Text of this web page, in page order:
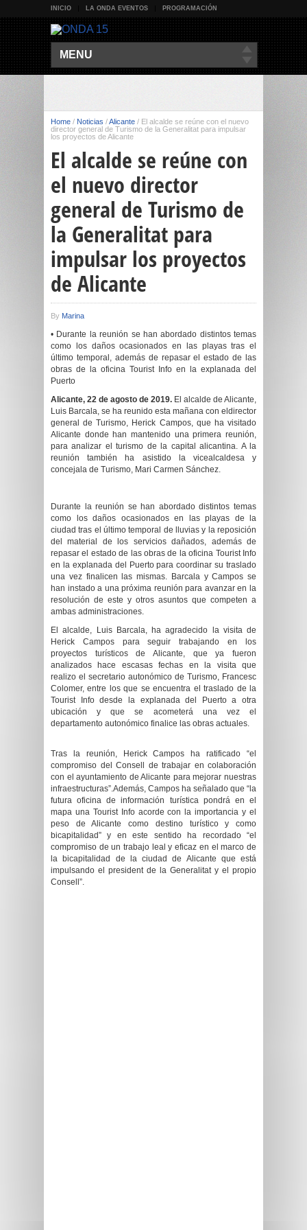
INICIO LA ONDA EVENTOS PROGRAMACIÓN
MENU
Home / Noticias /Alicante / El alcalde se reúne con el nuevo
director general de Turismo de la Generalitat para impulsar
los proyectos de Alicante
El alcalde se reúne con
el nuevo director
general de Turismo de
la Generalitat para
impulsar los proyectos
de Alicante
By Marina
• Durante la reunión se han abordado distintos temas
como los daños ocasionados en las playas tras el
último temporal, además de repasar el estado de las
obras de la oficina Tourist Info en la explanada del
Puerto
Alicante, 22 de agosto de 2019. El alcalde de Alicante,
Luis Barcala, se ha reunido esta mañana con el director
general de Turismo, Herick Campos, que ha visitado
Alicante donde han mantenido una primera reunión,
para analizar el turismo de la capital alicantina. A la
reunión también ha asistido la vicealcaldesa y
concejala de Turismo, Mari Carmen Sánchez.
Durante la reunión se han abordado distintos temas
como los daños ocasionados en las playas de la
ciudad tras el último temporal de lluvias y la reposición
del material de los servicios dañados, además de
repasar el estado de las obras de la oficina Tourist Info
en la explanada del Puerto para coordinar su traslado
una vez finalicen las mismas. Barcala y Campos se
han instado a una próxima reunión para avanzar en la
resolución de este y otros asuntos que competen a
ambas administraciones.
E l alcalde, Luis Barcala, ha agradecido la visita de
Herick Campos para seguir trabajando en los
proyectos turísticos de Alicante, que ya fueron
analizados hace escasas fechas en la visita que
realizo el secretario autonómico de Turismo, Francesc
Colomer, entre los que se encuentra el traslado de la
Tourist Info desde la explanada del Puerto a otra
ubicación y que se acometerá una vez el
departamento autonómico finalice las obras actuales.
Tras la reunión, Herick Campos ha ratificado “el
compromiso del Consell de trabajar en colaboración
con el ayuntamiento de Alicante para mejorar nuestras
infraestructuras”.Además, Campos ha señalado que “la
futura oficina de información turística pondrá en el
mapa una Tourist Info acorde con la importancia y el
peso de Alicante como destino turístico y como
bicapitalidad” y en este sentido ha recordado “el
compromiso de un trabajo leal y eficaz en el marco de
la bicapitalidad de la ciudad de Alicante que está
impulsando el president de la Generalitat y el propio
Consell”.